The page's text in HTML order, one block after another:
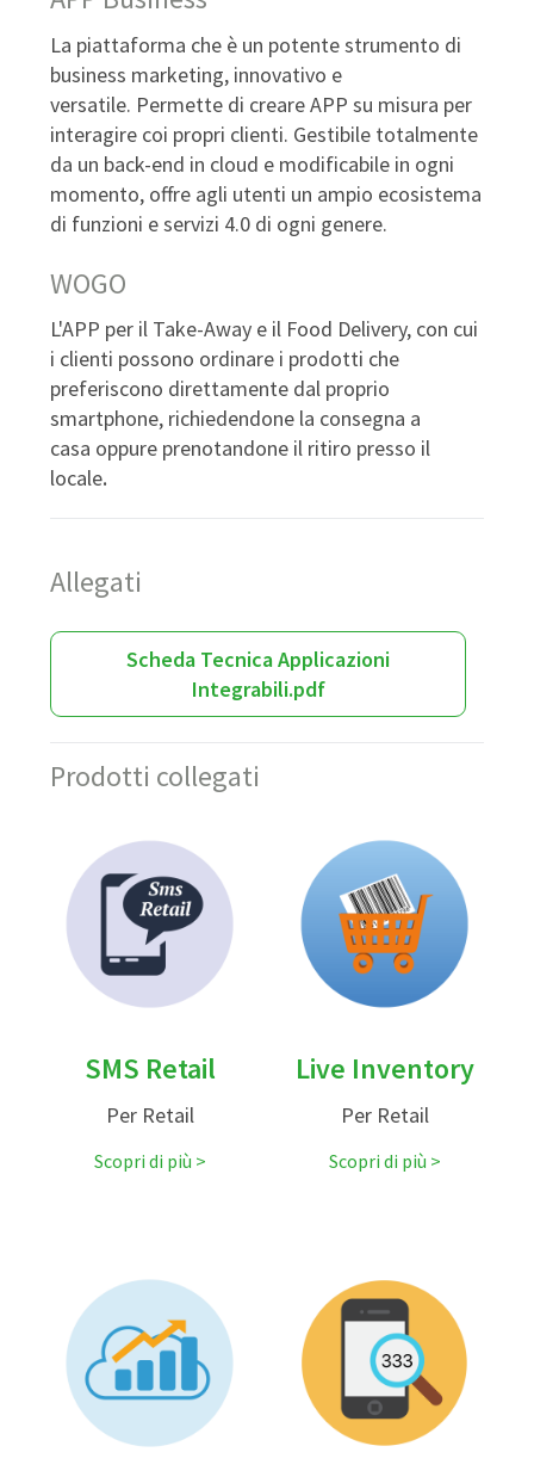
La piattaforma che è un potente strumento di
business marketing, innovativo e
versatile. Permette di creare APP su misura per
interagire coi propri clienti. Gestibile totalmente
da un back-end in cloud e modificabile in ogni
momento, offre agli utenti un ampio ecosistema
di funzioni e servizi 4.0 di ogni genere.
WOGO
L'APP per il Take-Away e il Food Delivery, con cui
i clienti possono ordinare i prodotti che
preferiscono direttamente dal proprio
smartphone, richiedendone la consegna a
casa oppure prenotandone il ritiro presso il
locale.
Allegati
Scheda Tecnica Applicazioni
Integrabili.pdf
Prodotti collegati
SMS Retail
Per Retail
Scopri di più
Live Inventory
Per Retail
Scopri di più